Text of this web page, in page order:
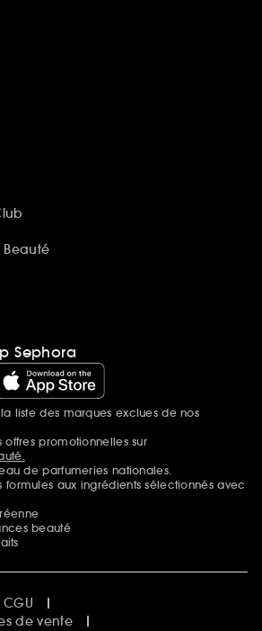
Beauté
Sephora
liste des marques exclues de nos
promotionnelles sur
de parfumeries nationales.
formules aux ingrédients sélectionnés avec
beauté
de vente